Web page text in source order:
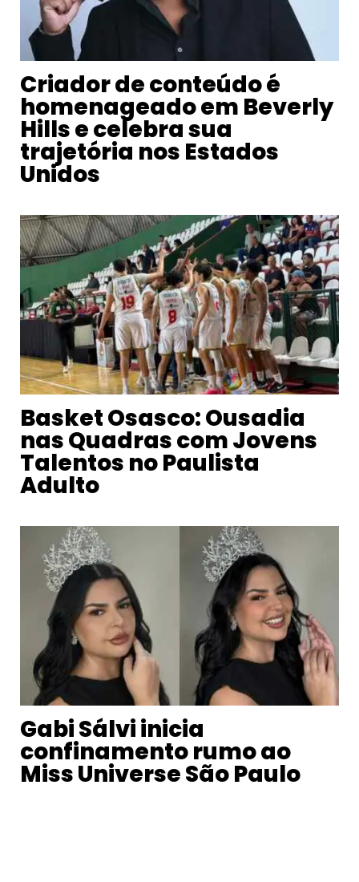
Criador de conteúdo é
homenageado em Beverly
Hills e celebra sua
trajetória nos Estados
Unidos
Basket Osasco: Ousadia
nas Quadras com Jovens
Talentos no Paulista
Adulto
Gabi Sálvi inicia
confinamento rumo ao
Miss Universe São Paulo